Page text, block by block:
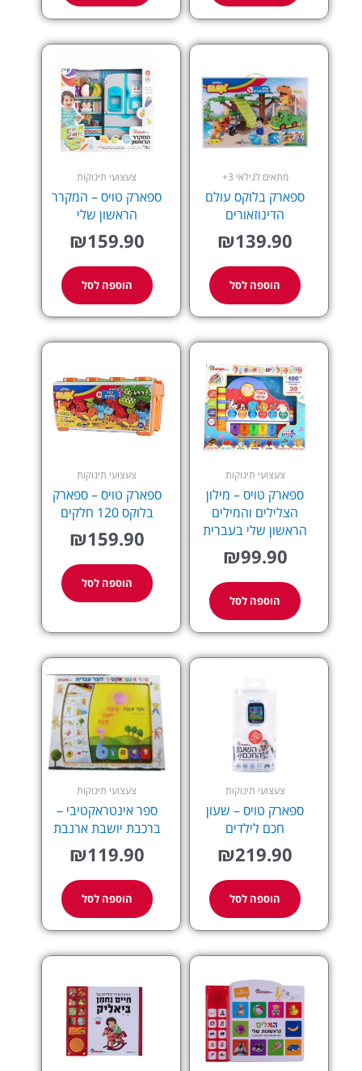
מתאים לגילאי 3+
ספארק בלוקס עולם
הדינוזאורים
₪139.90
הוספה לסל
צעצועי תינוקות
ספארק טויס – המקרר
הראשון שלי
₪159.90
הוספה לסל
צעצועי תינוקות
ספארק טויס – מילון
הצלילים והמילים
הראשון שלי בעברית
₪99.90
הוספה לסל
צעצועי תינוקות
ספארק טויס – ספארק
בלוקס 120 חלקים
₪159.90
הוספה לסל
צעצועי תינוקות
ספארק טויס – שעון
חכם לילדים
₪219.90
הוספה לסל
צעצועי תינוקות
ספר אינטראקטיבי –
ברכבת יושבת ארנבת
₪119.90
הוספה לסל